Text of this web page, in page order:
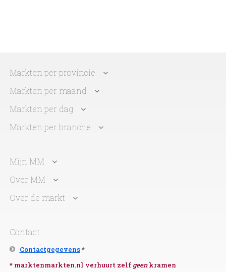
Markten per provincie
Markten per maand
Markten per dag
Markten per branche
Mijn MM
Over MM
Over de markt
Contact
Contactgegevens*
* marktenmarkten.nl verhuurt zelf geenkramen